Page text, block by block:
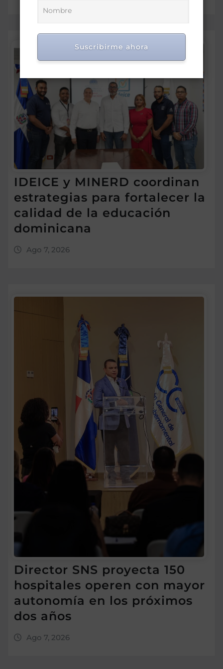
IDEICE y MINERD coordinan
estrategias para fortalecer la
calidad de la educación
dominicana
Ago 7, 2026
Director SNS proyecta 150
hospitales operen con mayor
autonomía en los próximos
dos años
Ago 7, 2026
Suscribirme ahora